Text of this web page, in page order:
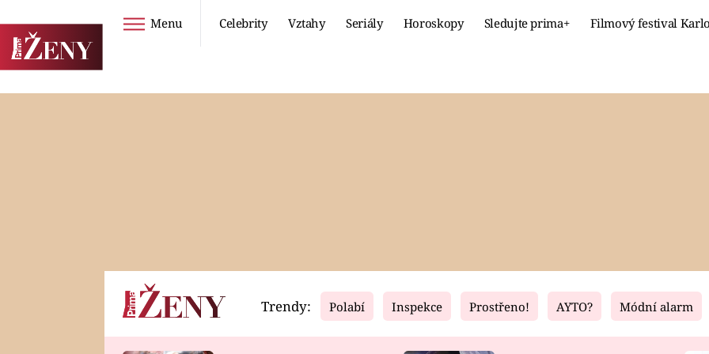
Menu Celebrity Vztahy Seriály Horoskopy Sledujte prima+ Filmový festival
Horoskopy Video Fresh Living
Trendy: Polabí Inspekce Prostřeno! AYTO? Módní alarm